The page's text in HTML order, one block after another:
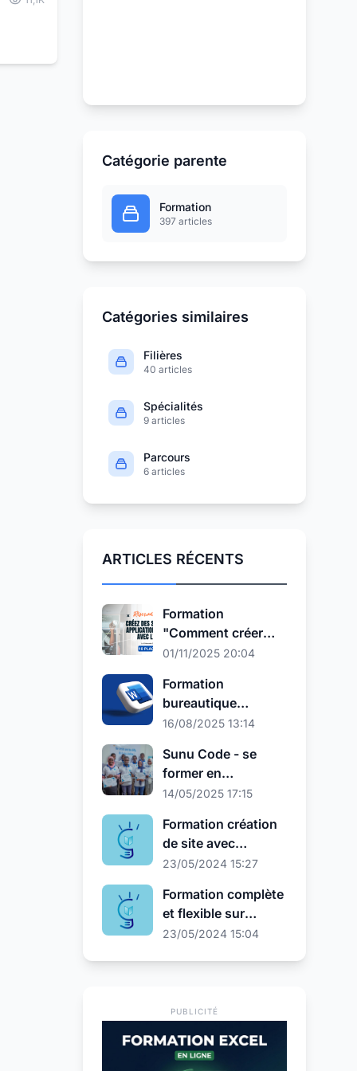
Catégorie parente
Formation
397 articles
Catégories similaires
Filières
40 articles
Spécialités
9 articles
Parcours
6 articles
ARTICLES RÉCENTS
Formation
"Comment créer
des sites et
avec l'IA"
01/11/2025 20:04
Formation
bureautique
Microsoft Word
De débutant à
expert
16/08/2025 13:14
Sunu Code - se
former en
informatique
certification)
14/05/2025 17:15
Formation création
de site avec
WordPress ( En
23/05/2024 15:27
Formation complète
et flexible sur
Photoshop ( En
23/05/2024 15:04
PUBLICITÉ